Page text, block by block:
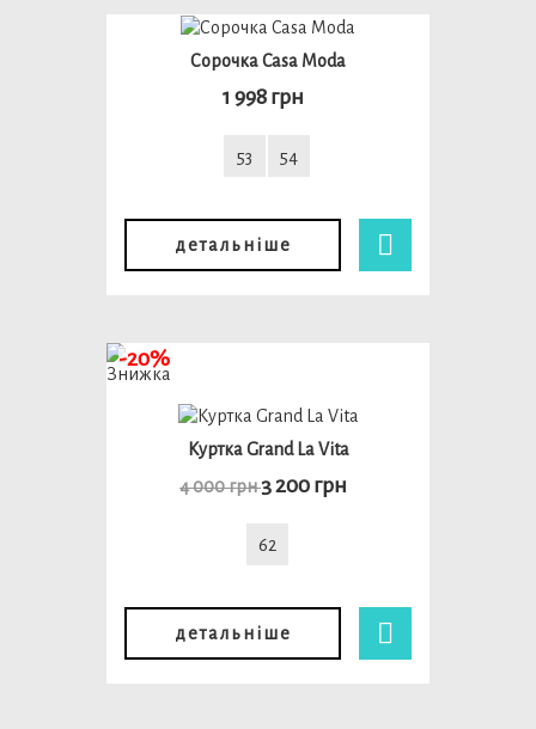
Сорочка Casa Moda
1 998 грн
53 54
детальніше
Куртка Grand La Vita
4 000 грн 3 200 грн
62
детальніше
-20%